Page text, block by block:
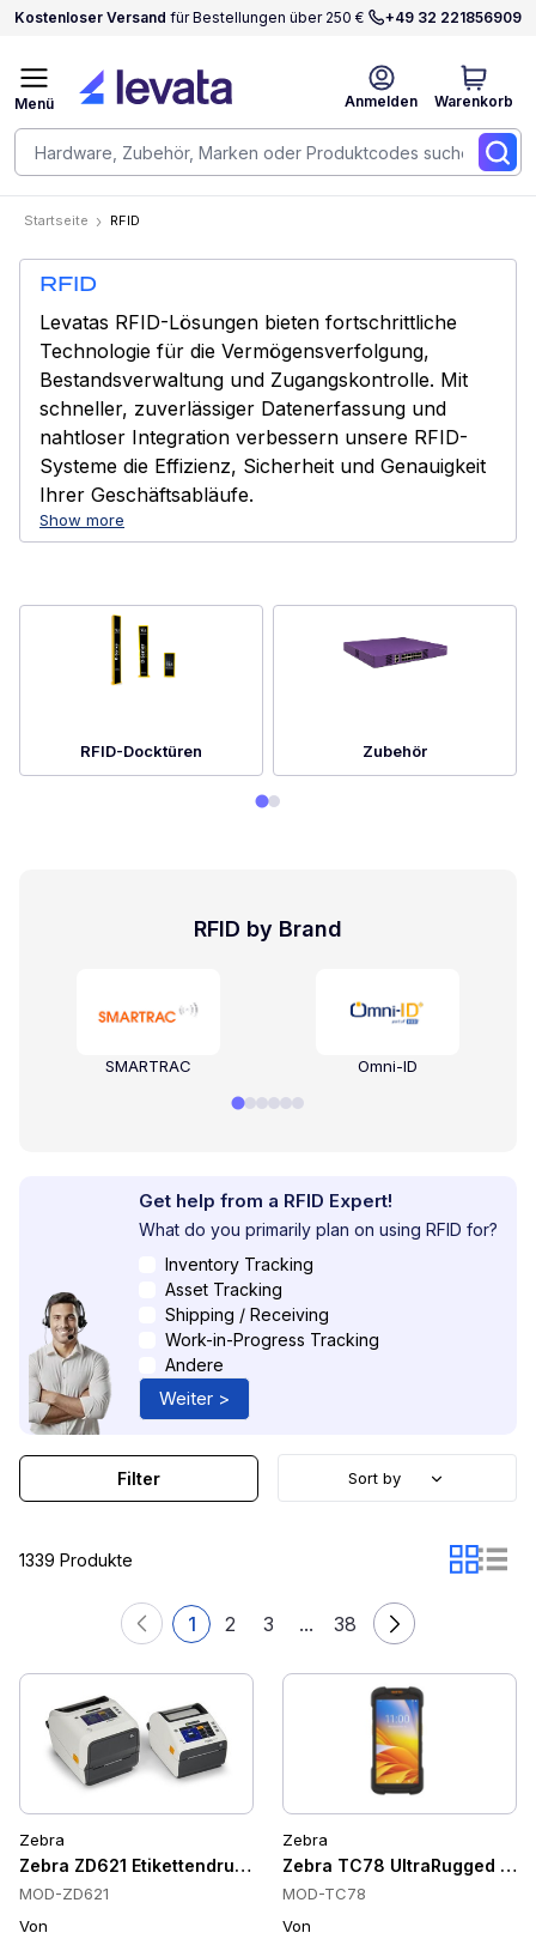
Kostenloser Versand für Bestellungen über 250 € +49 32 221856909
Anmelden Warenkorb
Menü
Startseite RFID
RFID
Levatas RFID-Lösungen bieten fortschrittliche
Technologie für die Vermögensverfolgung,
Bestandsverwaltung und Zugangskontrolle. Mit
schneller, zuverlässiger Datenerfassung und
nahtloser Integration verbessern unsere RFID-
Systeme die Effizienz, Sicherheit und Genauigkeit
Ihrer Geschäftsabläufe.
Show more
RFID-Docktüren Zubehör
RFID by Brand
SMARTRAC Omni-ID
Get help from a RFID Expert!
What do you primarily plan on using RFID for?
Inventory Tracking
Asset Tracking
Shipping / Receiving
Work-in-Progress Tracking
Andere
Weiter >
1339 Produkte
1 2 3 ... 38
Filter Sort by
Zebra
Zebra ZD621 Etikettendrucker, USB, Ethernet, Bluetooth
MOD-ZD621
Von
Zebra
Zebra TC78 UltraRugged 5G
MOD-TC78
Von